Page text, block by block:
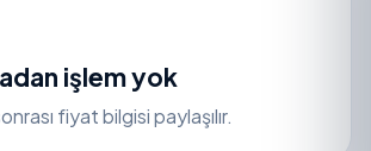
işlem yok
fiyat bilgisi paylaşılır.